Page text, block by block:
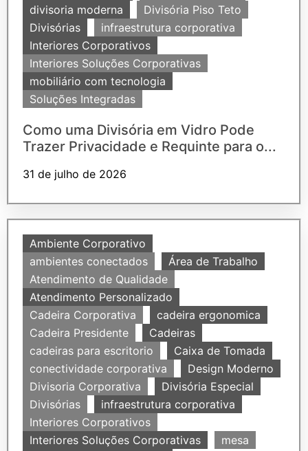
divisoria moderna
Divisória Piso Teto
Divisórias
infraestrutura corporativa
Interiores Corporativos
Interiores Soluções Corporativas
mobiliário com tecnologia
Soluções Integradas
Como uma Divisória em Vidro Pode
Trazer Privacidade e Requinte para o...
31 de julho de 2026
Ambiente Corporativo
ambientes conectados
Área de Trabalho
Atendimento de Qualidade
Atendimento Personalizado
Cadeira Corporativa
cadeira ergonomica
Cadeira Presidente
Cadeiras
cadeiras para escritorio
Caixa de Tomada
conectividade corporativa
Design Moderno
Divisoria Corporativa
Divisória Especial
Divisórias
infraestrutura corporativa
Interiores Corporativos
Interiores Soluções Corporativas
mesa